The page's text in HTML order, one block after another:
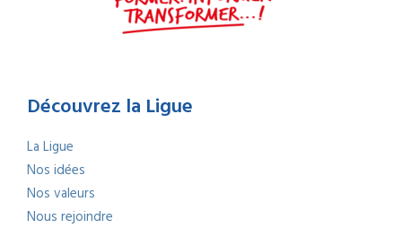
Découvrez la Ligue
La Ligue
Nos idées
Nos valeurs
Nous rejoindre